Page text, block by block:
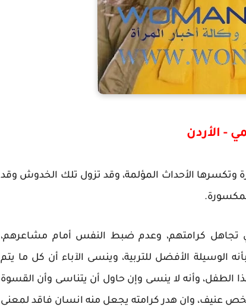
- الأردن
الأحداث المؤلمة، وقد تزول تلك الخدوش وقد
تجاهل كرامتهم، وعدم ضبط النفس أمام مشاعرهم،
الوسيلة الأفضل للتربية، وينسى الآباء أن كل ما يتم
الطفل، وأنه لا ينسى وإن حاول أن يتناسى وأن القسوة
عنيف، وان هدر كرامته يجعل منه انسان فاقد لمعنى